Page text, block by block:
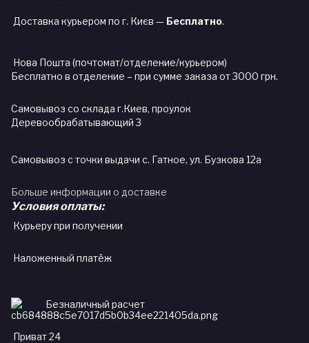
Доставка курьером по г. Києв — Бесплатно.
Нова Пошта (почтомат/отделение/курьером)
Бесплатно в отделение – при сумме заказа от 3000 грн.
Самовывоз со склада г.Киев, проулок
Деревообрабатывающий 3
Самовывоз с точки выдачи с. Гатное, ул. Бузкова 12а
Больше информации о доставке
Условия оплаты:
Курьеру при получении
Наложенный платёж
Безналичный расчет
Приват 24